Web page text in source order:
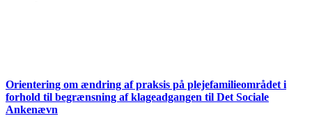
Orientering om ændring af praksis på plejefamilieområdet i
forhold til begrænsning af klageadgangen til Det Sociale
Ankenævn